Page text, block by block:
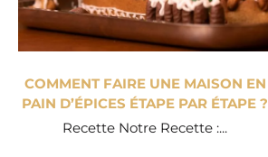
COMMENT FAIRE UNE MAISON EN
PAIN D’ÉPICES ÉTAPE PAR ÉTAPE ?
Recette Notre Recette :...